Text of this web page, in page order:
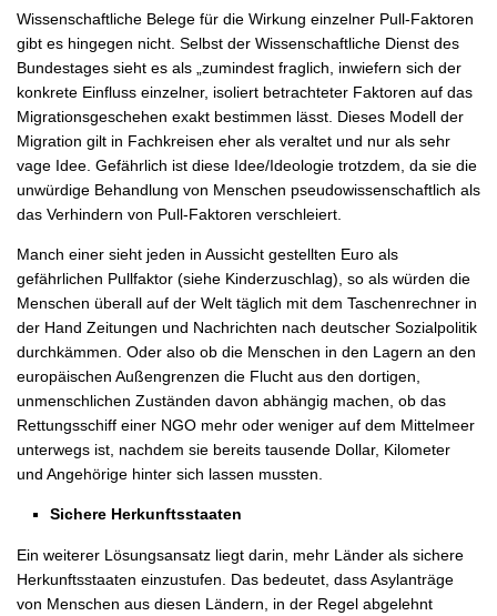
Wissenschaftliche Belege für die Wirkung einzelner Pull-Faktoren
gibt es hingegen nicht. Selbst der Wissenschaftliche Dienst des
Bundestages sieht es als „zumindest fraglich, inwiefern sich der
konkrete Einfluss einzelner, isoliert betrachteter Faktoren auf das
Migrationsgeschehen exakt bestimmen lässt. Dieses Modell der
Migration gilt in Fachkreisen eher als veraltet und nur als sehr
vage Idee. Gefährlich ist diese Idee/Ideologie trotzdem, da sie die
unwürdige Behandlung von Menschen pseudowissenschaftlich als
das Verhindern von Pull-Faktoren verschleiert.
Manch einer sieht jeden in Aussicht gestellten Euro als
gefährlichen Pullfaktor (siehe Kinderzuschlag), so als würden die
Menschen überall auf der Welt täglich mit dem Taschenrechner in
der Hand Zeitungen und Nachrichten nach deutscher Sozialpolitik
durchkämmen. Oder also ob die Menschen in den Lagern an den
europäischen Außengrenzen die Flucht aus den dortigen,
unmenschlichen Zuständen davon abhängig machen, ob das
Rettungsschiff einer NGO mehr oder weniger auf dem Mittelmeer
unterwegs ist, nachdem sie bereits tausende Dollar, Kilometer
und Angehörige hinter sich lassen mussten.
Sichere Herkunftsstaaten
Ein weiterer Lösungsansatz liegt darin, mehr Länder als sichere
Herkunftsstaaten einzustufen. Das bedeutet, dass Asylanträge
von Menschen aus diesen Ländern, in der Regel abgelehnt